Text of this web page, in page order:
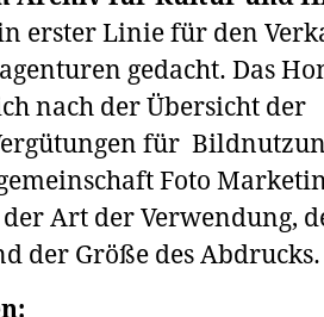
erster Linie für den
gedacht. Das
nach der Übersicht der
für
Foto
Art der Verwendung,
der Größe des Abdrucks.